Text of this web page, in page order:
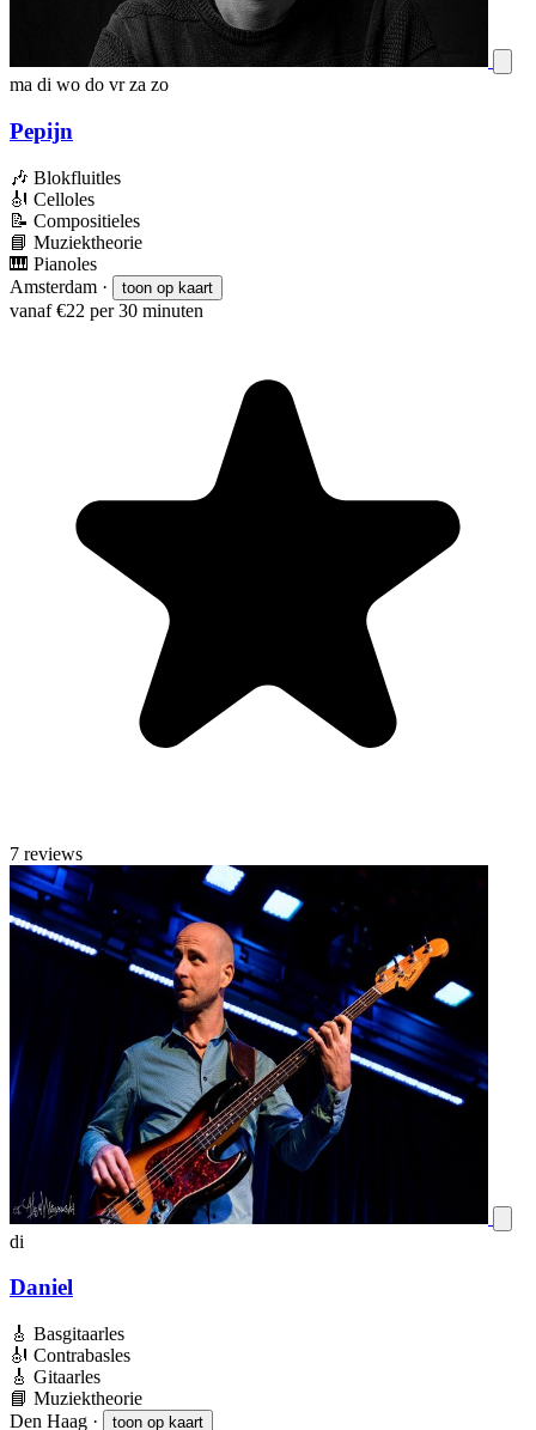
ma di wo do vrza zo
Pepijn
🎶 Blokfluitles
🎻 Celloles
📝 Compositieles
📘 Muziektheorie
🎹 Pianoles
Amsterdam · toon op kaart
vanaf €22 per 30 minuten
7 reviews
di
Daniel
🎸 Basgitaarles
🎻 Contrabasles
🎸 Gitaarles
📘 Muziektheorie
Den Haag · toon op kaart